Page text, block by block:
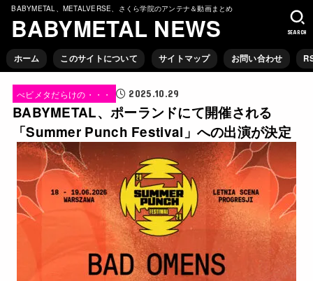
BABYMETAL、METALVERSE、さくら学院のアンテナ＆動画まとめ
BABYMETAL NEWS
ホーム このサイトについて サイトマップ お問い合わせ
SEARCH
べビメタだらけの・・・ 2025.10.29
BABYMETAL、ポーランドにて開催される
「Summer Punch Festival」への出演が決定